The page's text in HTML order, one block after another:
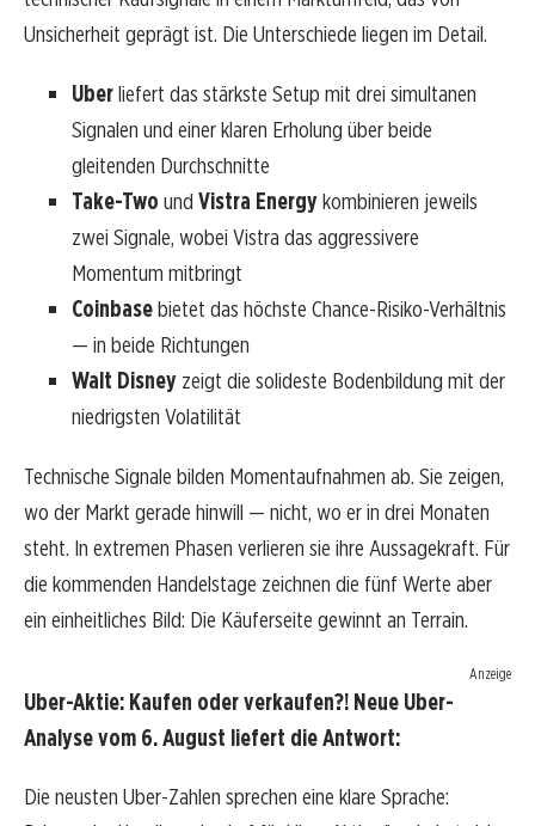
Unsicherheit geprägt ist. Die Unterschiede liegen im Detail.
Uberliefert das stärkste Setup mit drei simultanen
Signalen und einer klaren Erholung über beide
gleitenden Durchschnitte
Take-Two und Vistra Energykombinieren jeweils
zwei Signale, wobei Vistra das aggressivere
Momentum mitbringt
Coinbasebietet das höchste Chance-Risiko-Verhältnis
— in beide Richtungen
Walt Disney zeigt die solideste Bodenbildung mit der
niedrigsten Volatilität
Technische Signale bilden Momentaufnahmen ab. Sie zeigen,
wo der Markt gerade hinwill — nicht, wo er in drei Monaten
steht. In extremen Phasen verlieren sie ihre Aussagekraft. Für
die kommenden Handelstage zeichnen die fünf Werte aber
ein einheitliches Bild: Die Käuferseite gewinnt an Terrain.
Anzeige
Uber-Aktie: Kaufen oder verkaufen?! Neue Uber-
Analyse vom 6. August liefert die Antwort:
Die neusten Uber-Zahlen sprechen eine klare Sprache: